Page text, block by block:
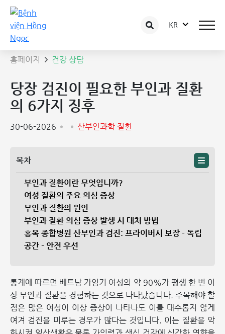
KR
상담 글 상세보기
홈페이지 건강 상담
당장 검진이 필요한 부인과 질환
의 6가지 징후
30-06-2026 산부인과학 질환
목차
부인과 질환이란 무엇입니까?
여성 질환의 주요 의심 증상
부인과 질환의 원인
부인과 질환 의심 증상 발생 시 대처 방법
홍옥 종합병원 산부인과 검진: 프라이버시 보장 - 독립
공간 - 안전 우선
통계에 따르면 베트남 가임기 여성의 약 90%가 평생 한 번 이
상 부인과 질환을 경험하는 것으로 나타났습니다. 주목해야 할
점은 많은 여성이 이상 증상이 나타나도 이를 대수롭지 않게
여겨 검진을 미루는 경우가 많다는 것입니다. 이는 질환을 악